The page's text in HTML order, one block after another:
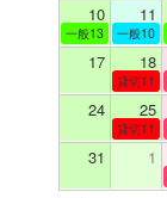
10 11
一般13：00～19
一般10
17 18
貸切11
24 25
貸切11
31 1